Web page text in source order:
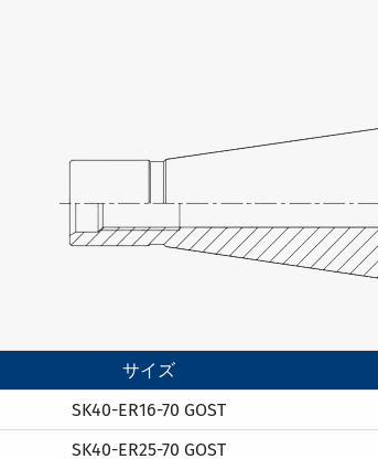
サイズ
SK40-ER16-70 GOST
SK40-ER25-70 GOST